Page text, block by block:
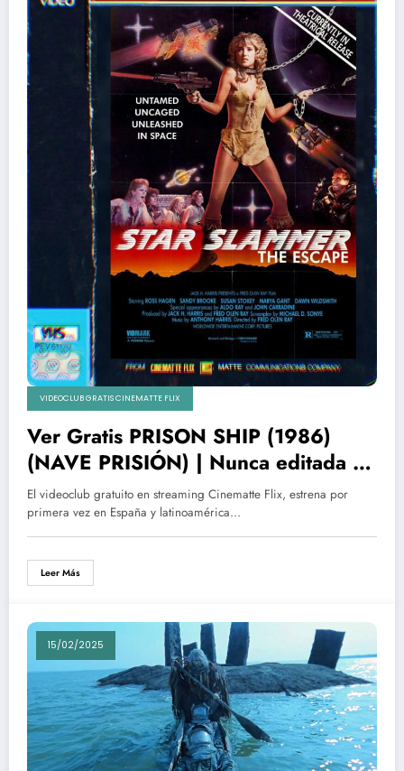
VIDEOCLUB GRATIS CINEMATTE FLIX
Ver Gratis PRISON SHIP (1986)
(NAVE PRISIÓN) | Nunca editada en
España y paises de habla hispana
El videoclub gratuito en streaming Cinematte Flix, estrena por
primera vez en España y latinoamérica…
Leer Más
15/02/2025